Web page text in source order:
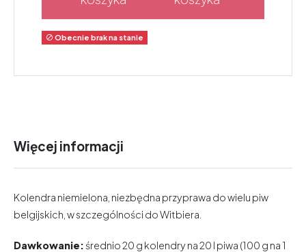
 Obecnie brak na stanie
Więcej informacji
Kolendra niemielona, niezbędna przyprawa do wielu piw
belgijskich, w szczególności do Witbiera.
Dawkowanie: średnio 20 g kolendry na 20 l piwa (100 g na 1